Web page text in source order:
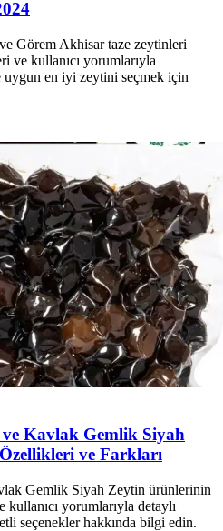
Görem Akhisar taze zeytinleri
ve kullanıcı yorumlarıyla
uygun en iyi zeytini seçmek için
Kavlak Gemlik Siyah
ve Farkları
Gemlik Siyah Zeytin ürünlerinin
yorumlarıyla detaylı
seçenekler hakkında bilgi edin.